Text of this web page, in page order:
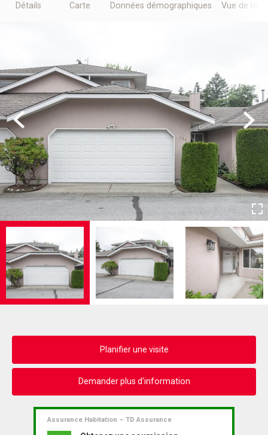
Détails Carte Données démographiques Vue de la
Previous Next
Planifier une visite
Demander plus d'information
Assurance Habitation – TD Assurance